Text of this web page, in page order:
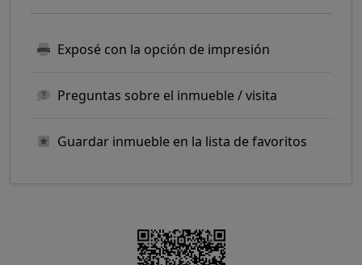
Exposé con la opción de impresión
Preguntas sobre el inmueble / visita
Guardar inmueble en la lista de favoritos